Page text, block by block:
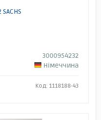
3000954232
Німеччина
Код: 1118188-43